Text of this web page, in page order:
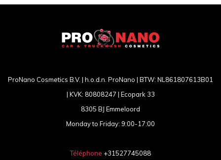
ProNano Cosmetics B.V. | h.o.d.n. ProNano | BTW: NL861807613B01
| KVK: 80808247 | Ecopark 33
8305 BJ Emmeloord
Monday to Friday: 9:00-17:00
Téléphone +31527745088